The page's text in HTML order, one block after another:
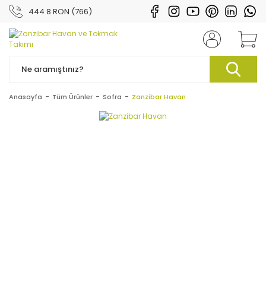
444 8 RON (766)
Anasayfa Tüm Ürünler Sofra Zanzibar Havan